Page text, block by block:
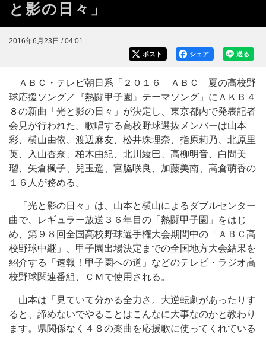
と影の日々」
2016年6月23日 / 04:01
送る
シェア
ポスト
ＡＢＣ・テレビ朝日系「２０１６ ＡＢＣ 夏の高校野
球応援ソング／『熱闘甲子園』テーマソング」にＡＫＢ４
８の新曲「光と影の日々」が決定し、東京都内で発表記者
会見が行われた。歌唱する高校野球選抜メンバーは山本
彩、横山由依、渡辺麻友、松井珠理奈、指原莉乃、北原里
英、入山杏奈、柏木由紀、北川綾巴、高柳明音、白間美
瑠、矢倉楓子、兒玉遥、宮脇咲良、加藤美南、高倉萌香の
１６人が務める。
「光と影の日々」は、山本と横山によるダブルセンター
曲で、レギュラー放送３６年目の「熱闘甲子園」をはじ
め、第９８回全国高校野球選手権大会期間中の「ＡＢＣ高
校野球中継」、甲子園出場決定までの全国地方大会結果を
紹介する「速報！甲子園への道」などのテレビ・ラジオ高
校野球関連番組、ＣＭで使用される。
山本は「見ていて分かる全力さ。大逆転劇があったりす
ると、諦めないでやることはこんなに大事なのかと教わり
ます。県関係なく４８の楽曲を応援歌に使ってくれている